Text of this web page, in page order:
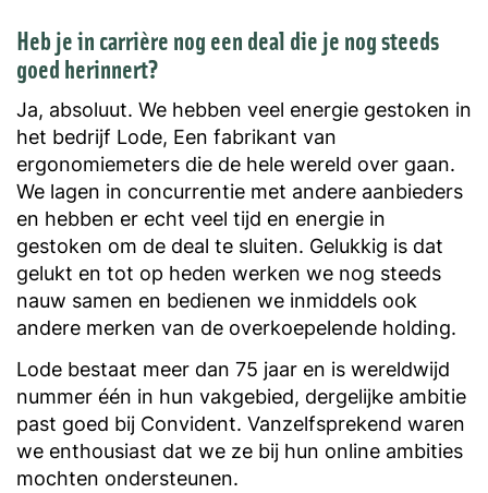
Heb je in carrière nog een deal die je nog steeds
goed herinnert?
Ja, absoluut. We hebben veel energie gestoken in
het bedrijf Lode, Een fabrikant van
ergonomiemeters die de hele wereld over gaan.
We lagen in concurrentie met andere aanbieders
en hebben er echt veel tijd en energie in
gestoken om de deal te sluiten. Gelukkig is dat
gelukt en tot op heden werken we nog steeds
nauw samen en bedienen we inmiddels ook
andere merken van de overkoepelende holding.
Lode bestaat meer dan 75 jaar en is wereldwijd
nummer één in hun vakgebied, dergelijke ambitie
past goed bij Convident. Vanzelfsprekend waren
we enthousiast dat we ze bij hun online ambities
mochten ondersteunen.